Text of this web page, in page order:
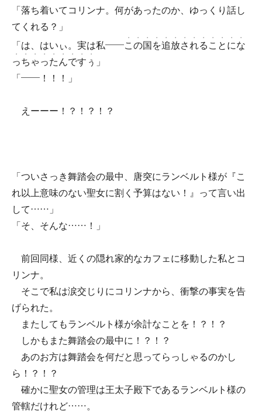
「落ち着いてコリンナ。何があったのか、ゆっくり話し
てくれる？」
「は、はいぃ。実は私――こ
・
の
・
国
・
を
・
追
・
放
・
さ
・
れ
・
る
・
こ
・
と
・
に
・
な
・
っ
・
ち
・
ゃ
・
っ
・
た
・
ん
・
で
・
す
・
ぅ
・
」
「――！！！」
えーーー！？！？！？
「ついさっき舞踏会の最中、唐突にランベルト様が『こ
れ以上意味のない聖女に割く予算はない！』って言い出
して……」
「そ、そんな……！」
前回同様、近くの隠れ家的なカフェに移動した私とコ
リンナ。
そこで私は涙交じりにコリンナから、衝撃の事実を告
げられた。
またしてもランベルト様が余計なことを！？！？
しかもまた舞踏会の最中に！？！？
あのお方は舞踏会を何だと思ってらっしゃるのかし
ら！？！？
確かに聖女の管理は王太子殿下であるランベルト様の
管轄だけれど……。